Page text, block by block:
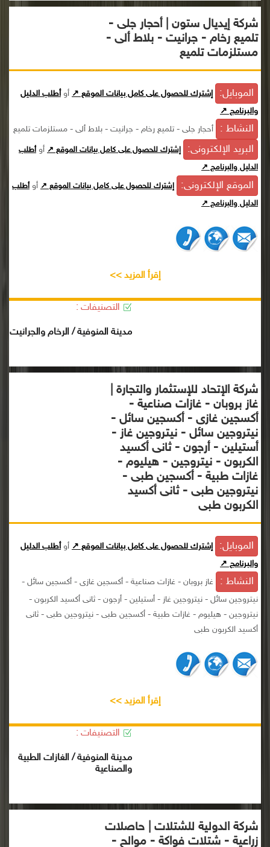
شركة إيديال ستون | أحجار جلى -
تلميع رخام - جرانيت - بلاط ألى -
مستلزمات تلميع
الموبايل: إشترك للحصول على كامل بيانات الموقع ↗ أوأطلب الدليل
والبرنامج ↗
النشاط : أحجار جلى - تلميع رخام - جرانيت - بلاط ألى - مستلزمات تلميع
البريد الإلكترونى: إشترك للحصول على كامل بيانات الموقع ↗ أوأطلب
الدليل والبرنامج ↗
الموقع الإلكترونى: إشترك للحصول على كامل بيانات الموقع ↗ أوأطلب
الدليل والبرنامج ↗
إقرأ المزيد >>
التصنيفات :
مدينة المنوفية / الرخام والجرانيت
شركة الإتحاد للإستثمار والتجارة |
غاز بروبان - غازات صناعية -
أكسجين غازى - أكسجين سائل -
نيتروجين سائل - نيتروجين غاز -
أستيلين - أرجون - ثانى أكسيد
الكربون - نيتروجين - هيليوم -
غازات طبية - أكسجين طبى -
نيتروجين طبى - ثانى أكسيد
الكربون طبى
الموبايل: إشترك للحصول على كامل بيانات الموقع ↗ أوأطلب الدليل
والبرنامج ↗
النشاط :
غاز بروبان - غازات صناعية - أكسجين غازى - أكسجين سائل -
نيتروجين سائل - نيتروجين غاز - أستيلين - أرجون - ثانى أكسيد الكربون -
نيتروجين - هيليوم - غازات طبية - أكسجين طبى - نيتروجين طبى - ثانى
أكسيد الكربون طبى
إقرأ المزيد >>
التصنيفات :
مدينة المنوفية / الغازات الطبية
والصناعية
شركة الدولية للشتلات | حاصلات
زراعية - شتلات فواكة - موالح -